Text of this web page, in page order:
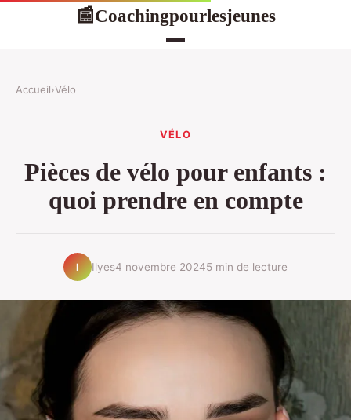
📰Coachingpourlesjeunes
Accueil›Vélo
VÉLO
Pièces de vélo pour enfants :
quoi prendre en compte
I Ilyes4 novembre 20245 min de lecture